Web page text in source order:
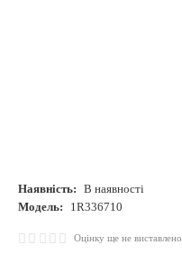
Наявність: В наявності
Модель:
1R336710
Оцінку ще не виставлено